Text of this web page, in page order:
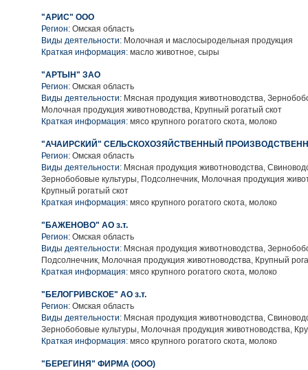
"АРИС" ООО
Регион: Омская область
Виды деятельности: Молочная и маслосыродельная продукция
Краткая информация: масло животное, сыры
"АРТЫН" ЗАО
Регион: Омская область
Виды деятельности: Мясная продукция животноводства,
Молочная продукция животноводства, Крупный рогатый скот
Краткая информация: мясо крупного рогатого скота, молоко
"АЧАИРСКИЙ" СЕЛЬСКОХОЗЯЙСТВЕННЫЙ
Регион: Омская область
Виды деятельности: Мясная продукция животноводства,
Зернобобовые культуры, Подсолнечник, Молочная продукция
Крупный рогатый скот
Краткая информация: мясо крупного рогатого скота, молоко
"БАЖЕНОВО" АО з.т.
Регион: Омская область
Виды деятельности: Мясная продукция животноводства,
Подсолнечник, Молочная продукция животноводства, Крупный
Краткая информация: мясо крупного рогатого скота, молоко
"БЕЛОГРИВСКОЕ" АО з.т.
Регион: Омская область
Виды деятельности: Мясная продукция животноводства,
Зернобобовые культуры, Молочная продукция животноводства,
Краткая информация: мясо крупного рогатого скота, молоко
"БЕРЕГИНЯ" ФИРМА (ООО)